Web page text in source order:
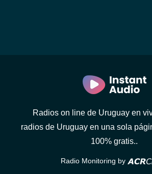
Radios on line de Uruguay en
radios de Uruguay en una sola
100% gratis..
Radio Monitoring by